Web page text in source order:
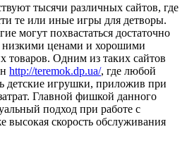
тысячи различных сайтов, где
те или иные игры для детворы.
могут похвастаться достаточно
ценами и хорошими
товаров. Одним из таких сайтов
http://teremok.dp.ua/, где любой
игрушки, приложив при
Главной фишкой данного
подход при работе с
высокая скорость обслуживания